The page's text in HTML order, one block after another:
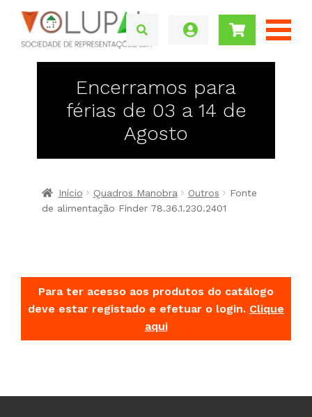
Encerramos para
férias de 03 a 14 de
Agosto
Início Quadros Manobra Outros
Fonte
de alimentação Finder 78.36.1.230.2401
Para ter acesso aos produtos do catálogo
deve estar registado e efetuar o login. Clique
aqui